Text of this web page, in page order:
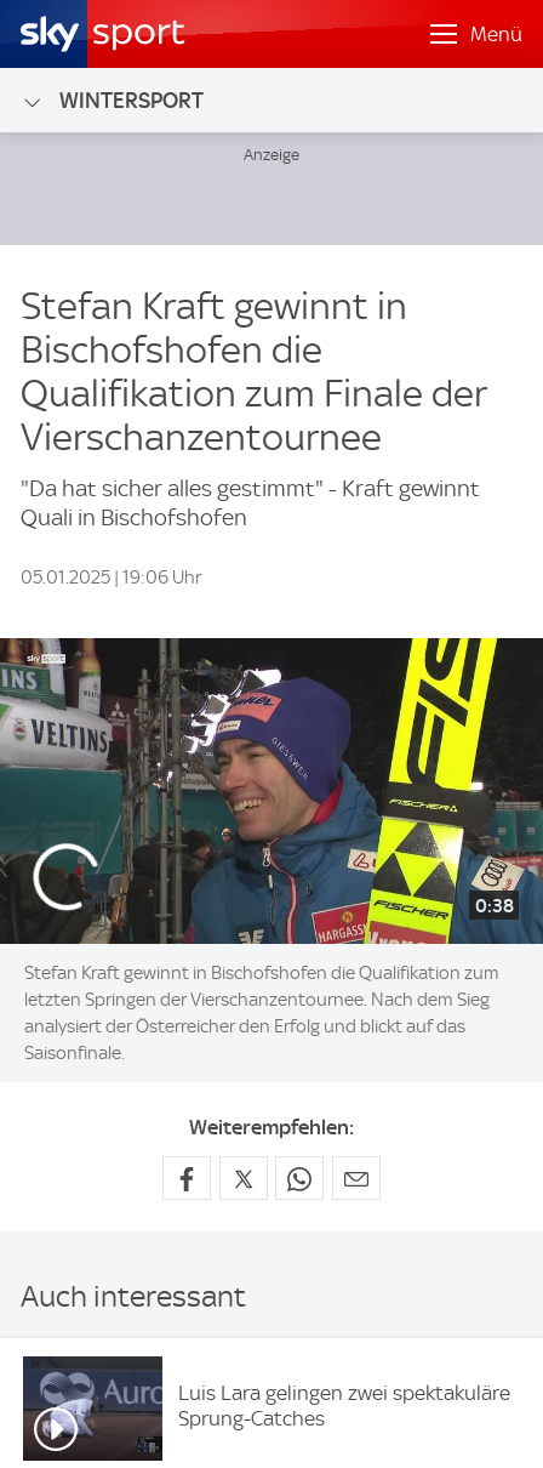
Menü
WINTERSPORT
Stefan Kraft gewinnt in
Bischofshofen die
Qualifikation zum Finale der
Vierschanzentournee
"Da hat sicher alles gestimmt" - Kraft gewinnt
Quali in Bischofshofen
05.01.2025 | 19:06 Uhr
0:38
Stefan Kraft gewinnt in Bischofshofen die Qualifikation zum
letzten Springen der Vierschanzentournee. Nach dem Sieg
analysiert der Österreicher den Erfolg und blickt auf das
Saisonfinale.
Weiterempfehlen:
Auch interessant
Luis Lara gelingen zwei spektakuläre
Sprung-Catches